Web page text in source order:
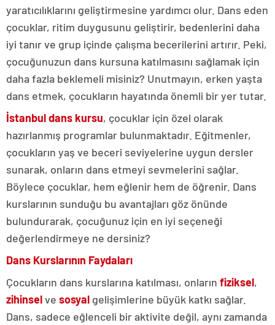
yaratıcılıklarını geliştirmesine yardımcı olur. Dans eden
çocuklar, ritim duygusunu geliştirir, bedenlerini daha
iyi tanır ve grup içinde çalışma becerilerini artırır. Peki,
çocuğunuzun dans kursuna katılmasını sağlamak için
daha fazla beklemeli misiniz? Unutmayın, erken yaşta
dans etmek, çocukların hayatında önemli bir yer tutar.
İstanbul dans kursu, çocuklar için özel olarak
hazırlanmış programlar bulunmaktadır. Eğitmenler,
çocukların yaş ve beceri seviyelerine uygun dersler
sunarak, onların dans etmeyi sevmelerini sağlar.
Böylece çocuklar, hem eğlenir hem de öğrenir. Dans
kurslarının sunduğu bu avantajları göz önünde
bulundurarak, çocuğunuz için en iyi seçeneği
değerlendirmeye ne dersiniz?
Dans Kurslarının Faydaları
Çocukların dans kurslarına katılması, onların fiziksel,
zihinselve sosyal gelişimlerine büyük katkı sağlar.
Dans, sadece eğlenceli bir aktivite değil, aynı zamanda